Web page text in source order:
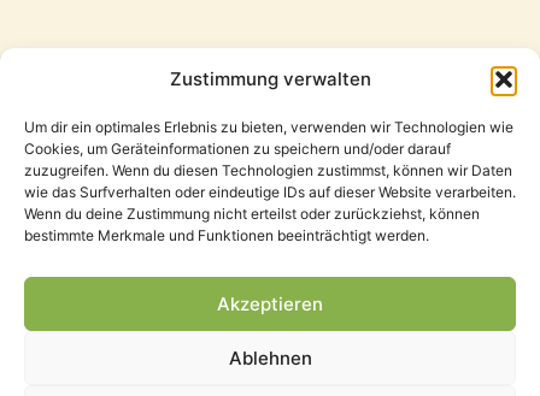
Zustimmung verwalten
Um dir ein optimales Erlebnis zu bieten, verwenden wir Technologien wie
Cookies, um Geräteinformationen zu speichern und/oder darauf
zuzugreifen. Wenn du diesen Technologien zustimmst, können wir Daten
wie das Surfverhalten oder eindeutige IDs auf dieser Website verarbeiten.
Wenn du deine Zustimmung nicht erteilst oder zurückziehst, können
bestimmte Merkmale und Funktionen beeinträchtigt werden.
Akzeptieren
Ablehnen
Freunde
DatenschutzerklärungImpressum